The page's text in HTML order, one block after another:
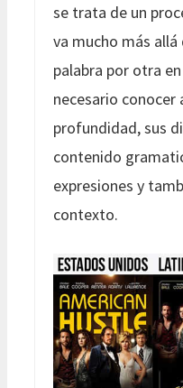
se trata de un
va mucho más
palabra por otra
necesario conocer
profundidad, sus
contenido
expresiones y
contexto.